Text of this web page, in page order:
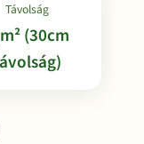
Távolság
(30cm